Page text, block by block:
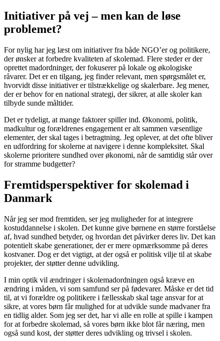
Initiativer på vej – men kan de løse
problemet?
For nylig har jeg læst om initiativer fra både NGO’er og politikere,
der ønsker at forbedre kvaliteten af skolemad. Flere steder er der
oprettet madordninger, der fokuserer på lokale og økologiske
råvarer. Det er en tilgang, jeg finder relevant, men spørgsmålet er,
hvorvidt disse initiativer er tilstrækkelige og skalerbare. Jeg mener,
der er behov for en national strategi, der sikrer, at alle skoler kan
tilbyde sunde måltider.
Det er tydeligt, at mange faktorer spiller ind. Økonomi, politik,
madkultur og forældrenes engagement er alt sammen væsentlige
elementer, der skal tages i betragtning. Jeg oplever, at det ofte bliver
en udfordring for skolerne at navigere i denne kompleksitet. Skal
skolerne prioritere sundhed over økonomi, når de samtidig står over
for stramme budgetter?
Fremtidsperspektiver for skolemad i
Danmark
Når jeg ser mod fremtiden, ser jeg muligheder for at integrere
kostuddannelse i skolen. Det kunne give børnene en større forståelse
af, hvad sundhed betyder, og hvordan det påvirker deres liv. Det kan
potentielt skabe generationer, der er mere opmærksomme på deres
kostvaner. Dog er det vigtigt, at der også er politisk vilje til at skabe
projekter, der støtter denne udvikling.
I min optik vil ændringer i skolemadordningen også kræve en
ændring i måden, vi som samfund ser på fødevarer. Måske er det tid
til, at vi forældre og politikere i fællesskab skal tage ansvar for at
sikre, at vores børn får mulighed for at udvikle sunde madvaner fra
en tidlig alder. Som jeg ser det, har vi alle en rolle at spille i kampen
for at forbedre skolemad, så vores børn ikke blot får næring, men
også sund kost, der støtter deres udvikling og trivsel i skolen.